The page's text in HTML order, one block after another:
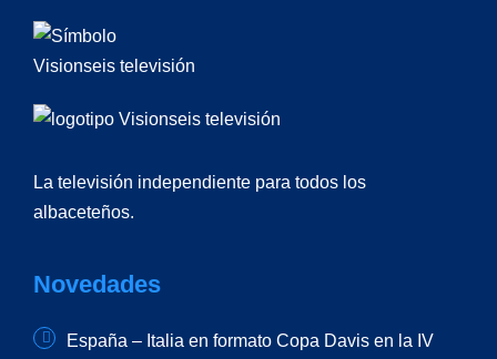
La televisión independiente para todos los
albaceteños.
Novedades
España – Italia en formato Copa Davis en la IV